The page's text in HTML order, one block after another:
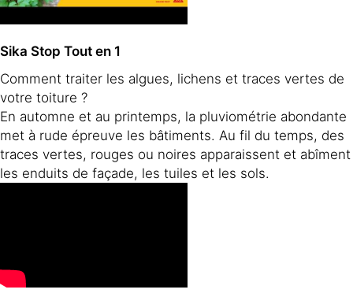
Sika Stop Tout en 1
Comment traiter les algues, lichens et traces vertes de
votre toiture ?
En automne et au printemps, la pluviométrie abondante
met à rude épreuve les bâtiments. Au fil du temps, des
traces vertes, rouges ou noires apparaissent et abîment
les enduits de façade, les tuiles et les sols.